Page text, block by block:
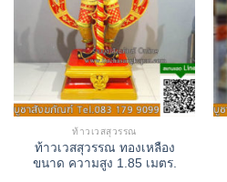
ท้าวเวสสุวรรณ
ท้าวเวสสุวรรณ ทองเหลือง
ขนาด ความสูง 1.85 เมตร.